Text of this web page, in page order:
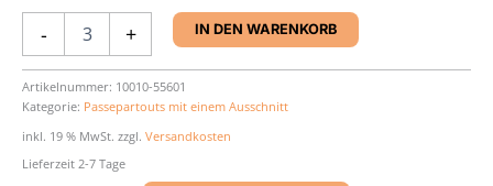
-
x
50
cm
Menge
+ IN DEN WARENKORB
Artikelnummer: 10010-55601
Kategorie: Passepartouts mit einem Ausschnitt
inkl. 19 % MwSt. zzgl. Versandkosten
Lieferzeit 2-7 Tage